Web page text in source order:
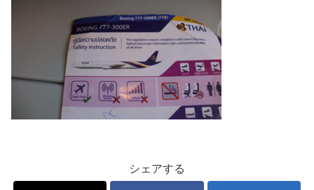
シェアする